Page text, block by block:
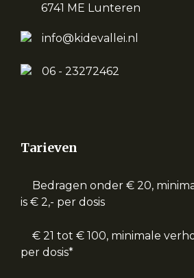
6741 ME Lunteren
info@kidevallei.nl
06 - 23272462
Tarieven
Bedragen onder € 20,
is € 2,- per dosis
€ 21 tot € 100, minimale
per dosis*